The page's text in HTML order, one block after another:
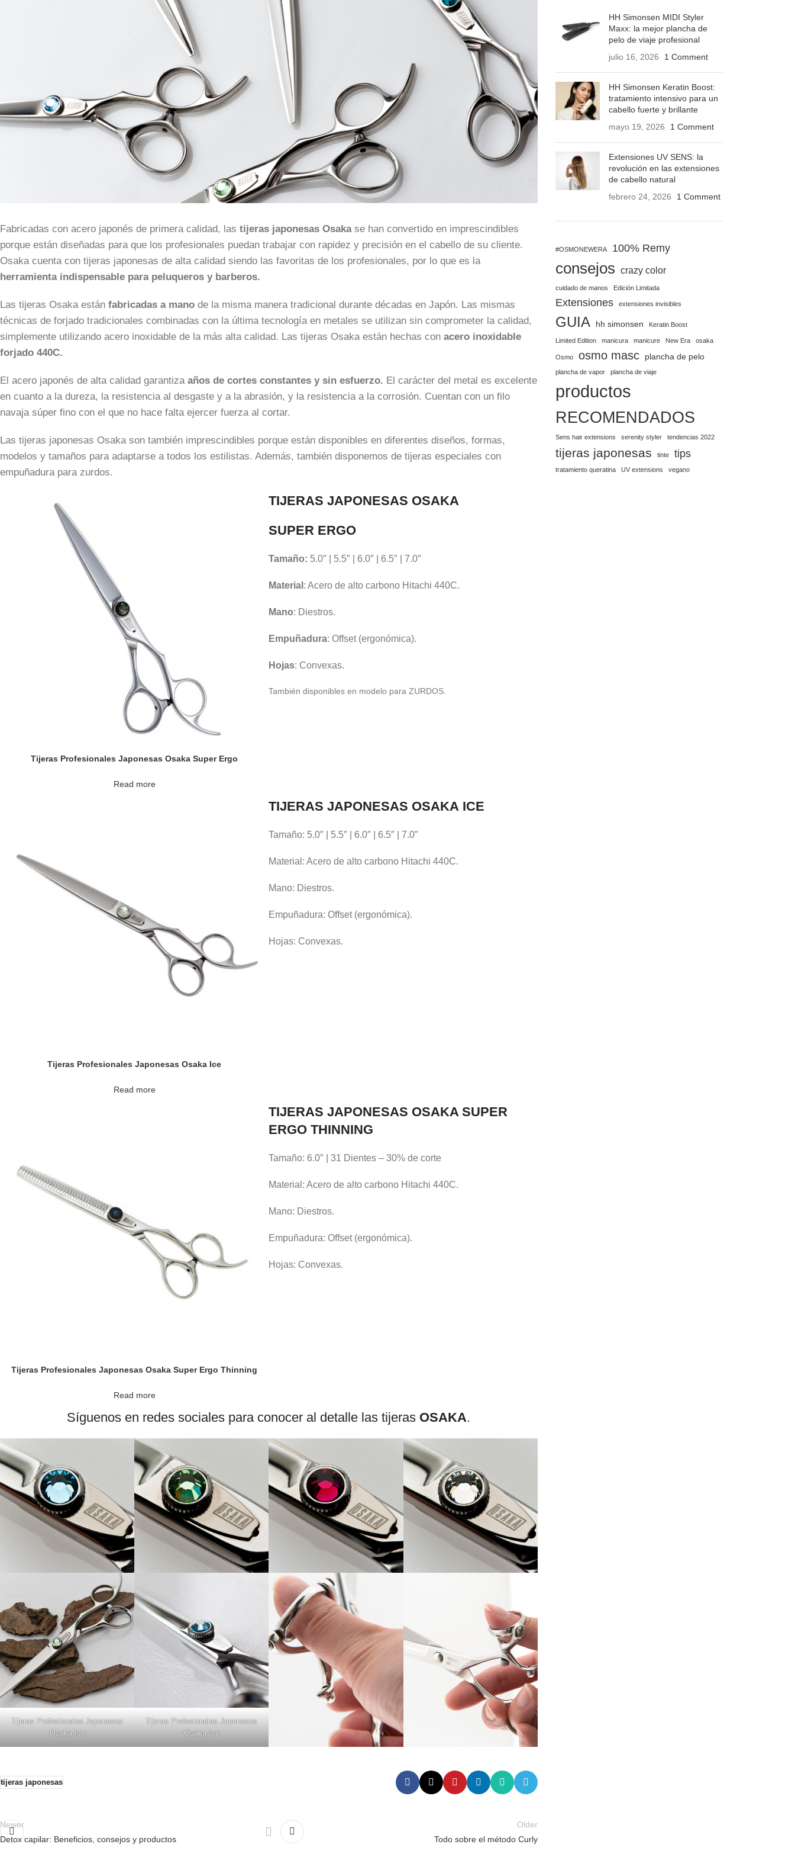
Fabricadas con acero japonés de primera calidad, las tijeras japonesas Osakase han convertido en imprescindibles
porque están diseñadas para que los profesionales puedan trabajar con rapidez y precisión en el cabello de su cliente.
Osaka cuenta con tijeras japonesas de alta calidad siendo las favoritas de los profesionales, por lo que es la
herramienta indispensable para peluqueros y barberos.
Las tijeras Osaka están fabricadas a mano de la misma manera tradicional durante décadas en Japón. Las mismas
técnicas de forjado tradicionales combinadas con la última tecnología en metales se utilizan sin comprometer la calidad,
simplemente utilizando acero inoxidable de la más alta calidad. Las tijeras Osaka están hechas con acero inoxidable
forjado 440C.
El acero japonés de alta calidad garantiza años de cortes constantes y sin esfuerzo. El carácter del metal es excelente
en cuanto a la dureza, la resistencia al desgaste y a la abrasión, y la resistencia a la corrosión. Cuentan con un filo
navaja súper fino con el que no hace falta ejercer fuerza al cortar.
Las tijeras japonesas Osaka son también imprescindibles porque están disponibles en diferentes diseños, formas,
modelos y tamaños para adaptarse a todos los estilistas. Además, también disponemos de tijeras especiales con
empuñadura para zurdos.
Tijeras Profesionales Japonesas Osaka Super Ergo
Read more
TIJERAS JAPONESAS OSAKA
SUPER ERGO
Tamaño: 5.0″ | 5.5″ | 6.0″ | 6.5″ | 7.0″
Material : Acero de alto carbono Hitachi 440C.
Mano: Diestros.
Empuñadura: Offset (ergonómica).
Hojas: Convexas.
También disponibles en modelo para ZURDOS.
Tijeras Profesionales Japonesas Osaka Ice
Read more
TIJERAS JAPONESAS OSAKA ICE
Tamaño: 5.0″ | 5.5″ | 6.0″ | 6.5″ | 7.0″
Material: Acero de alto carbono Hitachi 440C.
Mano: Diestros.
Empuñadura: Offset (ergonómica).
Hojas: Convexas.
Tijeras Profesionales Japonesas Osaka Super Ergo Thinning
Read more
TIJERAS JAPONESAS OSAKA SUPER
ERGO THINNING
Tamaño: 6.0″ | 31 Dientes – 30% de corte
Material: Acero de alto carbono Hitachi 440C.
Mano: Diestros.
Empuñadura: Offset (ergonómica).
Hojas: Convexas.
Síguenos en redes sociales para conocer al detalle las tijeras OSAKA.
Tijeras Profesionales Japonesas
Osaka Ice
Tijeras Profesionales Japonesas
Osaka Ice
tijeras japonesas
Newer
Detox capilar: Beneficios, consejos y productos
Older
Todo sobre el método Curly
HH Simonsen MIDI Styler
Maxx: la mejor plancha de
pelo de viaje profesional
julio 16, 2026
1 Comment
HH Simonsen Keratin Boost:
tratamiento intensivo para un
cabello fuerte y brillante
mayo 19, 2026
1 Comment
Extensiones UV SENS: la
revolución en las extensiones
de cabello natural
febrero 24, 2026
1 Comment
#OSMONEWERA 100% Remy
consejos crazy color
cuidado de manos Edición Limitada
Extensiones extensiones invisibles
GUIA hh simonsen Keratin Boost
Limited Edition manicura manicure New Era osaka
Osmo osmo masc plancha de pelo
plancha de vapor plancha de viaje
productos
RECOMENDADOS
Sens hair extensions serenity styler tendencias 2022
tijeras japonesas tinte tips
tratamiento queratina UV extensions vegano